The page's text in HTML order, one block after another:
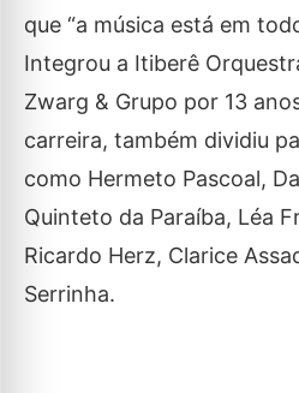
que “a música está em
Integrou a Itiberê
Zwarg & Grupo por 13
carreira, também dividiu
como Hermeto Pascoal,
Quinteto da Paraíba, Léa
Ricardo Herz, Clarice
Serrinha.